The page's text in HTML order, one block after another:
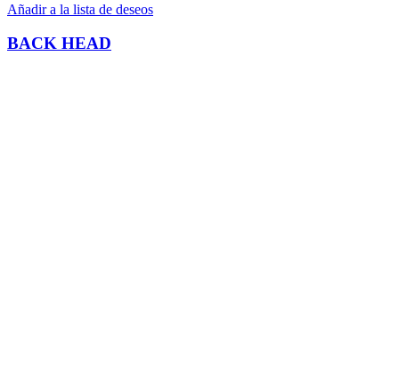
Añadir a la lista de deseos
BACK HEAD